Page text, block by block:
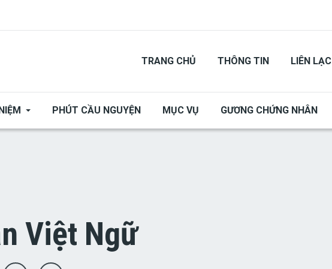
TRANG CHỦ THÔNG TIN LIÊN LẠC
PHÚT CẦU NGUYỆN MỤC VỤ GƯƠNG CHỨNG NHÂN
Việt Ngữ